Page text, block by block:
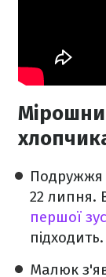
Подружжя
22 липня.
першої
підходить.
Малюк